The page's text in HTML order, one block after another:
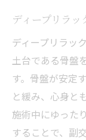
ディープリラ
ディープリラッ
土台である骨盤
す。骨盤が安定
と緩み、心身と
施術中にゆった
することで、副